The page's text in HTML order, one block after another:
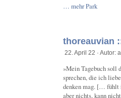
… mehr Park
thoreauvian
22. April 22 · Autor:
»Mein Tagebuch soll
sprechen, die ich
denken mag. [… fühlt
aber nichts, kann